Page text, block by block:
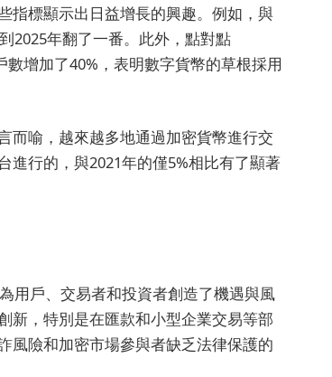
指標顯示出日益增長的興趣。例如，與
2025年翻了一番。此外，點對點
增加了40%，表明數字貨幣的草根採用
而喻，越來越多地通過加密貨幣進行交
進行的，與2021年的僅5%相比有了顯著
用戶、交易者和投資者創造了機遇與風
新，特別是在匯款和小型企業交易等部
風險和加密市場參與者缺乏法律保護的